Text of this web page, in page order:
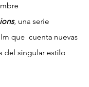
, una serie
que  cuenta nuevas
del singular estilo